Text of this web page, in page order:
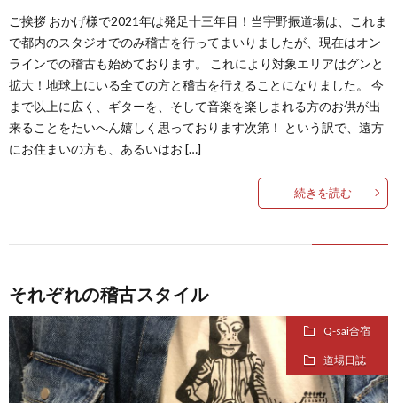
ご挨拶 おかげ様で2021年は発足十三年目！当宇野振道場は、これま
で都内のスタジオでのみ稽古を行ってまいりましたが、現在はオン
ラインでの稽古も始めております。 これにより対象エリアはグンと
拡大！地球上にいる全ての方と稽古を行えることになりました。 今
まで以上に広く、ギターを、そして音楽を楽しまれる方のお供が出
来ることをたいへん嬉しく思っております次第！ という訳で、遠方
にお住まいの方も、あるいはお […]
続きを読む
それぞれの稽古スタイル
Q-sai合宿
道場日誌